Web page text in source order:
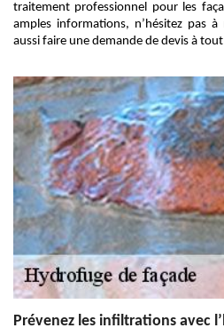
traitement professionnel pour les
amples informations, n’hésitez pas
aussi faire une demande de devis à
Prévenez les infiltrations avec